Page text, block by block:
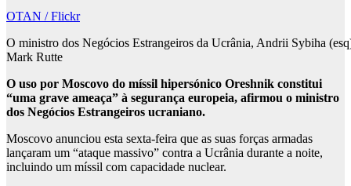
OTAN / Flickr
O ministro dos Negócios Estrangeiros da Ucrânia, Andrii Sybiha
Mark Rutte
O uso por Moscovo do míssil hipersónico Oreshnik constitui
“uma grave ameaça” à segurança europeia, afirmou o ministro
dos Negócios Estrangeiros ucraniano.
Moscovo anunciou esta sexta-feira que as suas forças armadas
lançaram um “ataque massivo” contra a Ucrânia durante a noite,
incluindo um míssil com capacidade nuclear.